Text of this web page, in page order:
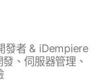
發者 & iDempiere
、伺服器管理、